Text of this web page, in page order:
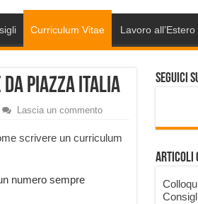
Curriculum Vitae Lavoro all’Estero
Piazza Italia
Lascia un commento
numero sempre
Seguici
Articoli